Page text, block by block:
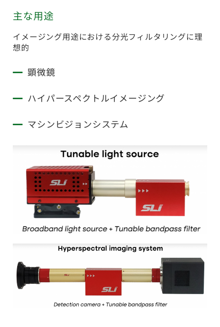
主な用途
イメージング用途における分光フィルタリングに理
想的
顕微鏡
ハイパースペクトルイメージング
マシンビジョンシステム